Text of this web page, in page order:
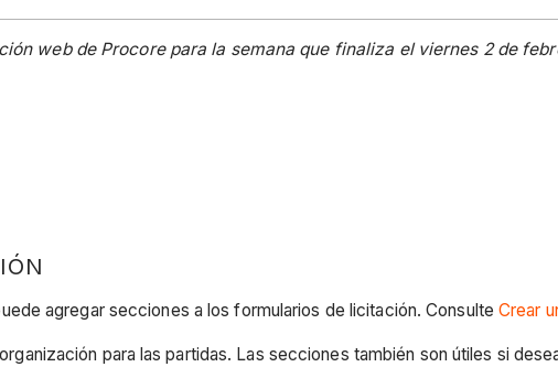
web de Procore para la semana que finaliza el viernes 2 de
agregar secciones a los formularios de licitación. ConsulteCrear
para las partidas. Las secciones también son útiles si